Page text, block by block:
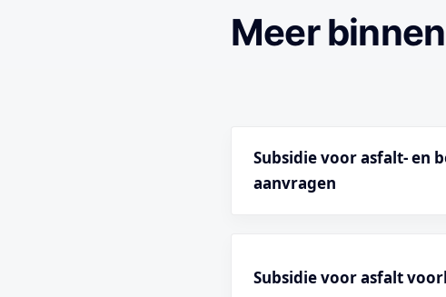
Meer
Subsidie voor asfalt- en
aanvragen
Subsidie voor asfalt